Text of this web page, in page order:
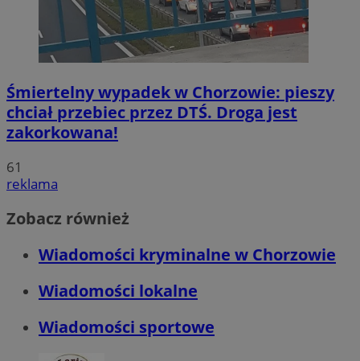
Śmiertelny wypadek w Chorzowie: pieszy
chciał przebiec przez DTŚ. Droga jest
zakorkowana!
61
reklama
Zobacz również
Wiadomości kryminalne w Chorzowie
Wiadomości lokalne
Wiadomości sportowe